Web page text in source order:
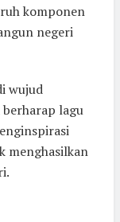
komponen
negeri
wujud
berharap lagu
menghasilkan